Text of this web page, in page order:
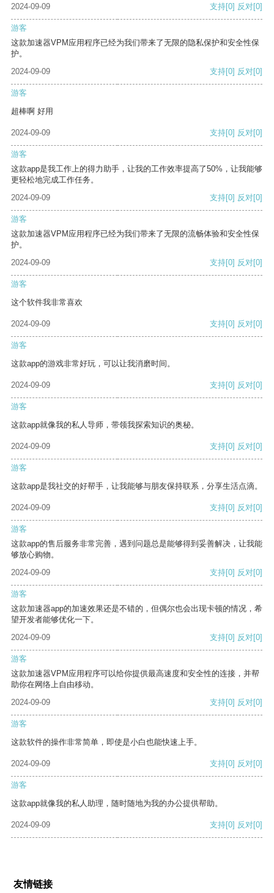
2024-09-09
支持[0] 反对[0]
游客
这款加速器VPM应用程序已经为我们带来了无限的隐私保护和安全性保
护。
2024-09-09
支持[0] 反对[0]
游客
超棒啊 好用
2024-09-09 支持[0] 反对[0]
游客
这款app是我工作上的得力助手，让我的工作效率提高了50%，让我能够
更轻松地完成工作任务。
2024-09-09
支持[0] 反对[0]
游客
这款加速器VPM应用程序已经为我们带来了无限的流畅体验和安全性保
护。
2024-09-09
支持[0] 反对[0]
游客
这个软件我非常喜欢
2024-09-09 支持[0] 反对[0]
游客
这款app的游戏非常好玩，可以让我消磨时间。
2024-09-09 支持[0] 反对[0]
游客
这款app就像我的私人导师，带领我探索知识的奥秘。
2024-09-09 支持[0] 反对[0]
游客
这款app是我社交的好帮手，让我能够与朋友保持联系，分享生活点滴。
2024-09-09 支持[0] 反对[0]
游客
这款app的售后服务非常完善，遇到问题总是能够得到妥善解决，让我能
够放心购物。
2024-09-09
支持[0] 反对[0]
游客
这款加速器app的加速效果还是不错的，但偶尔也会出现卡顿的情况，希
望开发者能够优化一下。
2024-09-09
支持[0] 反对[0]
游客
这款加速器VPM应用程序可以给你提供最高速度和安全性的连接，并帮
助你在网络上自由移动。
2024-09-09
支持[0] 反对[0]
游客
这款软件的操作非常简单，即使是小白也能快速上手。
2024-09-09 支持[0] 反对[0]
游客
这款app就像我的私人助理，随时随地为我的办公提供帮助。
2024-09-09 支持[0] 反对[0]
友情链接